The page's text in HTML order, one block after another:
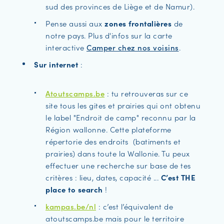
sud des provinces de Liège et de Namur).
Pense aussi aux zones frontalières de
notre pays. Plus d'infos sur la carte
interactive Camper chez nos voisins.
Sur internet:
Atoutscamps.be : tu retrouveras sur ce
site tous les gites et prairies qui ont obtenu
le label "Endroit de camp" reconnu par la
Région wallonne. Cette plateforme
répertorie des endroits (batiments et
prairies) dans toute la Wallonie. Tu peux
effectuer une recherche sur base de tes
critères : lieu, dates, capacité ... C’est THE
place to search !
kampas.be/nl : c’est l’équivalent de
atoutscamps.be mais pour le territoire